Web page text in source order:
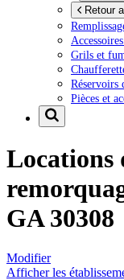
Retour
Grils et
Réservoirs
Pièces et
Locations
GA 30308
Modifier
Afficher les